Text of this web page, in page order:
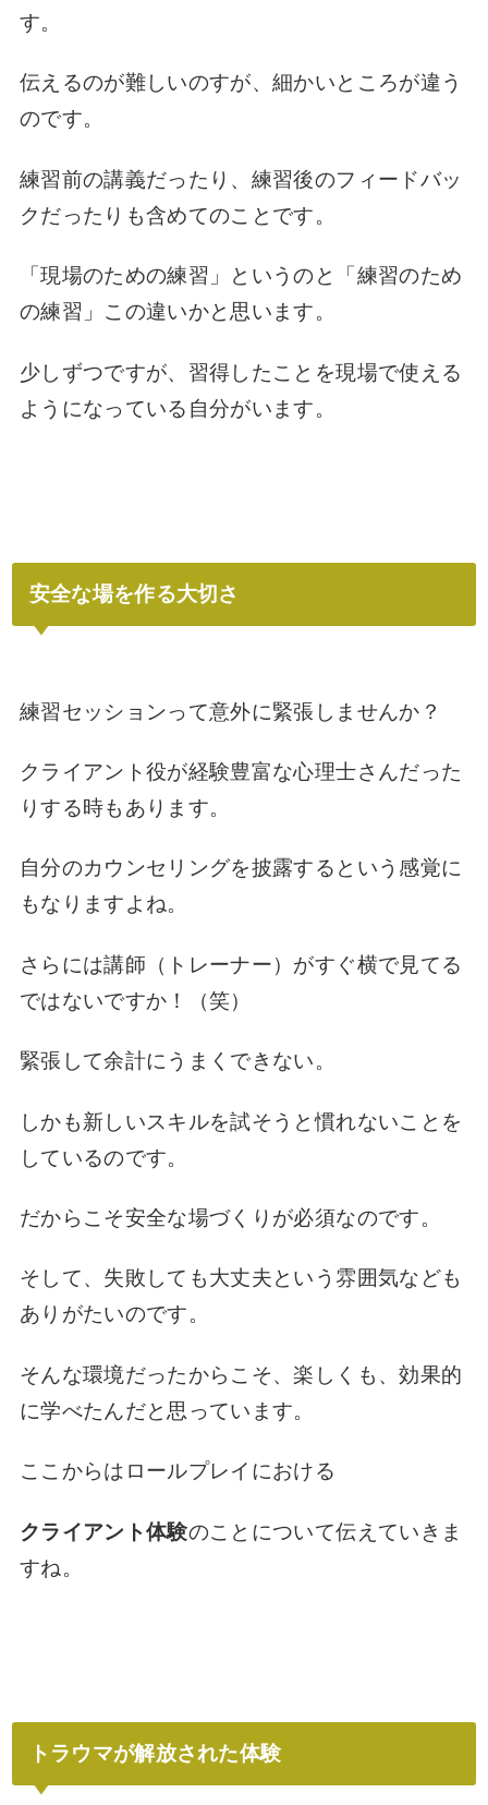
す。
伝えるのが難しいのすが、細かいところが違う
のです。
練習前の講義だったり、練習後のフィードバッ
クだったりも含めてのことです。
「現場のための練習」というのと「練習のため
の練習」この違いかと思います。
少しずつですが、習得したことを現場で使える
ようになっている自分がいます。
安全な場を作る大切さ
練習セッションって意外に緊張しませんか？
クライアント役が経験豊富な心理士さんだった
りする時もあります。
自分のカウンセリングを披露するという感覚に
もなりますよね。
さらには講師（トレーナー）がすぐ横で見てる
ではないですか！（笑）
緊張して余計にうまくできない。
しかも新しいスキルを試そうと慣れないことを
しているのです。
だからこそ安全な場づくりが必須なのです。
そして、失敗しても大丈夫という雰囲気なども
ありがたいのです。
そんな環境だったからこそ、楽しくも、効果的
に学べたんだと思っています。
ここからはロールプレイにおける
クライアント体験のことについて伝えていきま
すね。
トラウマが解放された体験